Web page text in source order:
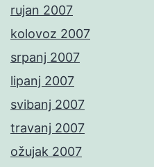
rujan 2007
kolovoz 2007
srpanj 2007
lipanj 2007
svibanj 2007
travanj 2007
ožujak 2007